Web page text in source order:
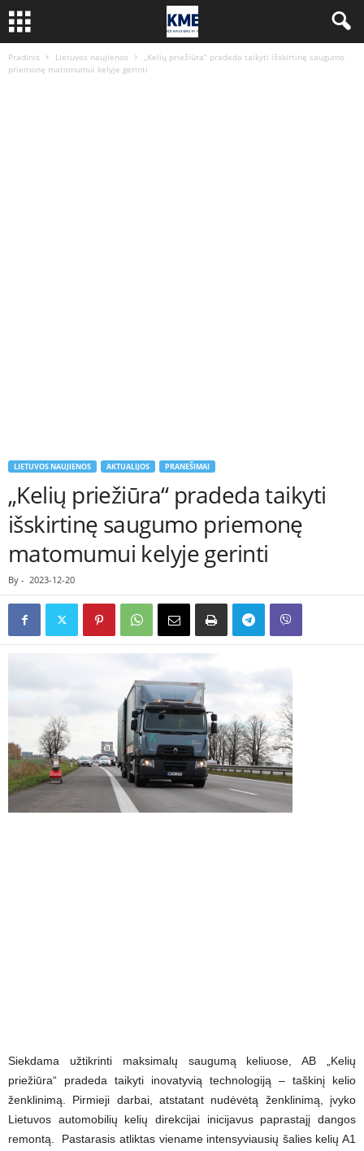
Pradinis Lietuvos naujienos
„Kelių priežiūra“ pradeda taikyti išskirtinę saugumo
priemonę matomumui kelyje gerinti
LIETUVOS NAUJIENOS AKTUALIJOS PRANEŠIMAI
„Kelių priežiūra“ pradeda taikyti
išskirtinę saugumo priemonę
matomumui kelyje gerinti
By - 2023-12-20
Siekdama užtikrinti maksimalų saugumą keliuose, AB „Kelių
priežiūra“ pradeda taikyti inovatyvią technologiją – taškinį kelio
ženklinimą. Pirmieji darbai, atstatant nudėvėtą ženklinimą, įvyko
Lietuvos automobilių kelių direkcijai inicijavus paprastajį dangos
remontą. Pastarasis atliktas viename intensyviausių šalies kelių A1